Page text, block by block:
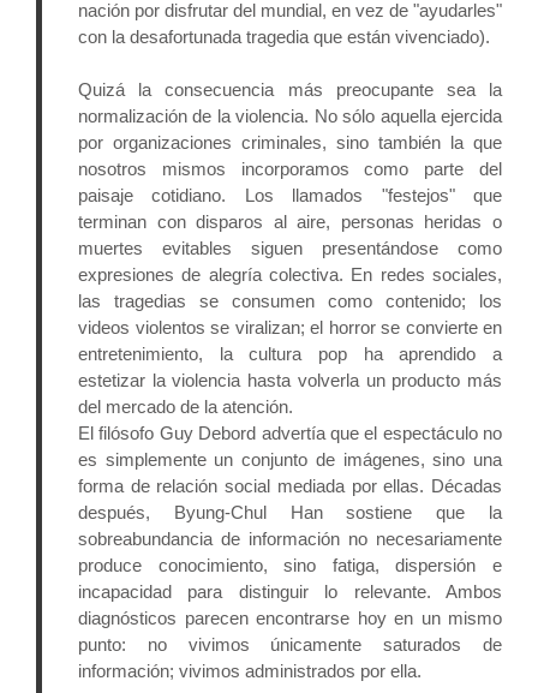
nación por disfrutar del mundial, en vez de "ayudarles"
con la desafortunada tragedia que están vivenciado).
Quizá la consecuencia más preocupante sea la
normalización de la violencia. No sólo aquella ejercida
por organizaciones criminales, sino también la que
nosotros mismos incorporamos como parte del
paisaje cotidiano. Los llamados "festejos" que
terminan con disparos al aire, personas heridas o
muertes evitables siguen presentándose como
expresiones de alegría colectiva. En redes sociales,
las tragedias se consumen como contenido; los
videos violentos se viralizan; el horror se convierte en
entretenimiento, la cultura pop ha aprendido a
estetizar la violencia hasta volverla un producto más
del mercado de la atención.
El filósofo Guy Debord advertía que el espectáculo no
es simplemente un conjunto de imágenes, sino una
forma de relación social mediada por ellas. Décadas
después, Byung-Chul Han sostiene que la
sobreabundancia de información no necesariamente
produce conocimiento, sino fatiga, dispersión e
incapacidad para distinguir lo relevante. Ambos
diagnósticos parecen encontrarse hoy en un mismo
punto: no vivimos únicamente saturados de
información; vivimos administrados por ella.